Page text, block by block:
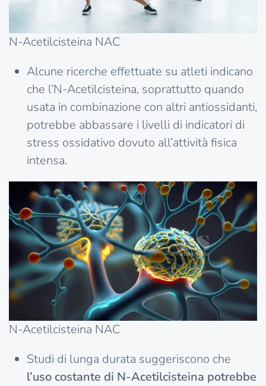
N-Acetilcisteina NAC
Alcune ricerche effettuate su atleti indicano
che l’N-Acetilcisteina, soprattutto quando
usata in combinazione con altri antiossidanti,
potrebbe abbassare i livelli di indicatori di
stress ossidativo dovuto all’attività fisica
intensa.
N-Acetilcisteina NAC
Studi di lunga durata suggeriscono che
l’uso costante di N-Acetilcisteina potrebbe